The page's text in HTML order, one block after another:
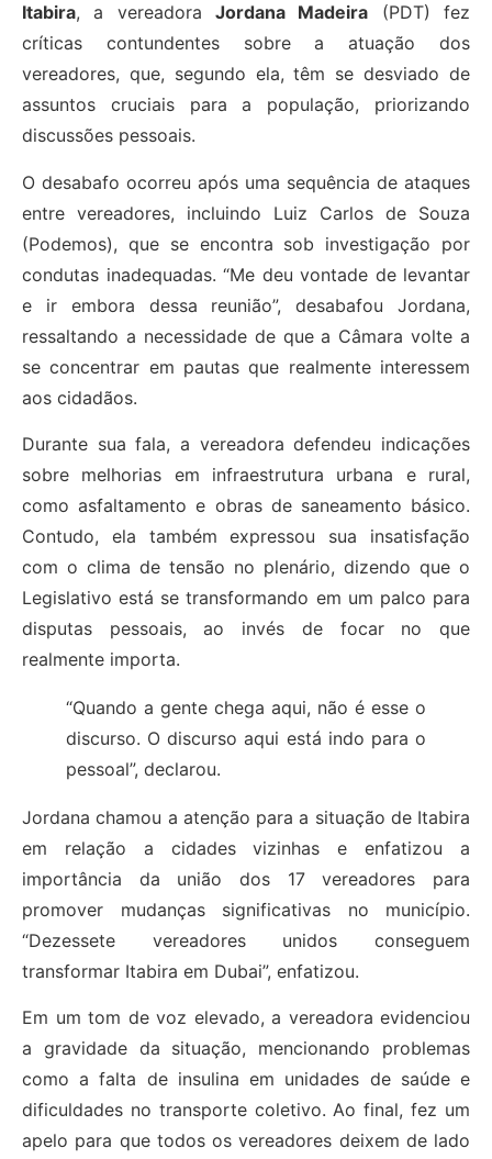
Itabira, a vereadora Jordana Madeira (PDT) fez
críticas contundentes sobre a atuação dos
vereadores, que, segundo ela, têm se desviado de
assuntos cruciais para a população, priorizando
discussões pessoais.
O desabafo ocorreu após uma sequência de ataques
entre vereadores, incluindo Luiz Carlos de Souza
(Podemos), que se encontra sob investigação por
condutas inadequadas. “Me deu vontade de levantar
e ir embora dessa reunião”, desabafou Jordana,
ressaltando a necessidade de que a Câmara volte a
se concentrar em pautas que realmente interessem
aos cidadãos.
Durante sua fala, a vereadora defendeu indicações
sobre melhorias em infraestrutura urbana e rural,
como asfaltamento e obras de saneamento básico.
Contudo, ela também expressou sua insatisfação
com o clima de tensão no plenário, dizendo que o
Legislativo está se transformando em um palco para
disputas pessoais, ao invés de focar no que
realmente importa.
“Quando a gente chega aqui, não é esse o
discurso. O discurso aqui está indo para o
pessoal”, declarou.
Jordana chamou a atenção para a situação de Itabira
em relação a cidades vizinhas e enfatizou a
importância da união dos 17 vereadores para
promover mudanças significativas no município.
“Dezessete vereadores unidos conseguem
transformar Itabira em Dubai”, enfatizou.
Em um tom de voz elevado, a vereadora evidenciou
a gravidade da situação, mencionando problemas
como a falta de insulina em unidades de saúde e
dificuldades no transporte coletivo. Ao final, fez um
apelo para que todos os vereadores deixem de lado